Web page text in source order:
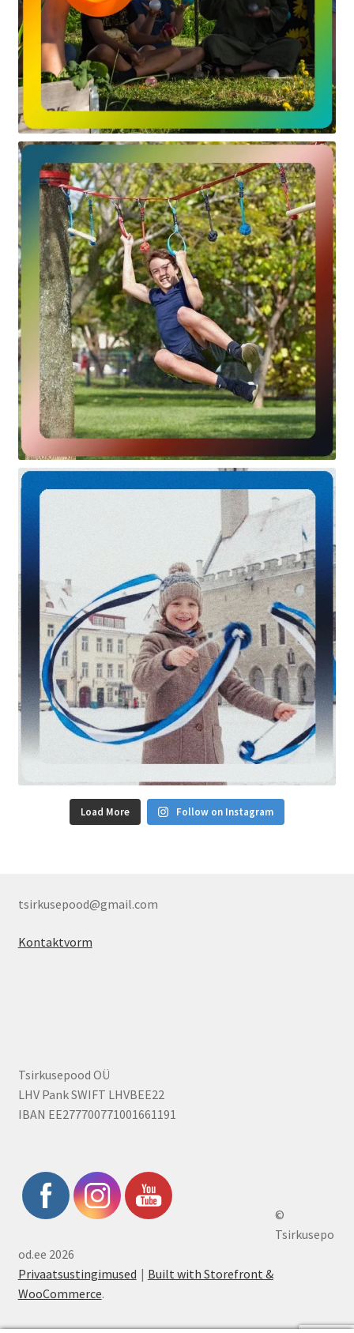
Load More Follow on Instagram
tsirkusepood@gmail.com
Kontaktvorm
Tsirkusepood OÜ
LHV Pank SWIFT LHVBEE22
IBAN EE277700771001661191
©
Tsirkusepo
od.ee 2026
Privaatsustingimused
Built with Storefront &
WooCommerce.